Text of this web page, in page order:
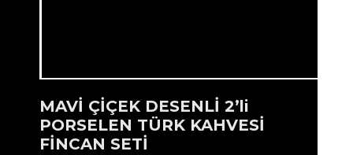
MAVİ ÇİÇEK DESENLİ 2’li
PORSELEN TÜRK KAHVESİ
FİNCAN SETİ